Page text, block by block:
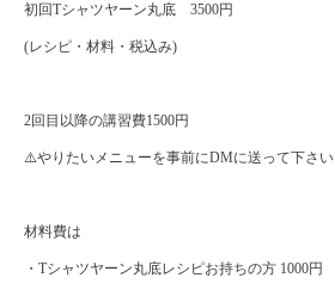
初回Tシャツヤーン丸底 3500円
(レシピ・材料・税込み)
2回目以降の講習費1500円
⚠️やりたいメニューを事前にDMに送って下さい
材料費は
・Tシャツヤーン丸底レシピお持ちの方 1000円